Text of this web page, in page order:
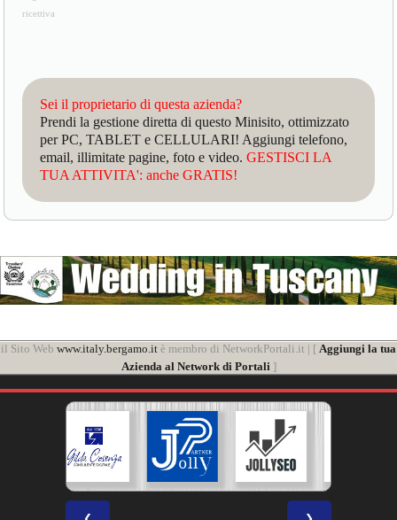
ricettiva
Sei il proprietario di questa azienda?
Prendi la gestione diretta di questo Minisito, ottimizzato
per PC, TABLET e CELLULARI! Aggiungi telefono,
email, illimitate pagine, foto e video.GESTISCI LA
TUA ATTIVITA': anche GRATIS!
il Sito Web www.italy.bergamo.it è membro di NetworkPortali.it | [ Aggiungi la tua
Azienda al Network di Portali]